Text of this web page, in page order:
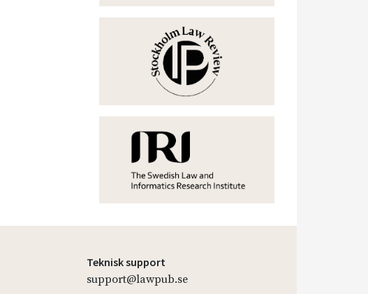
Teknisk support
support@lawpub.se